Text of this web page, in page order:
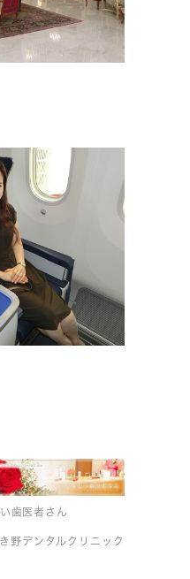
い歯医者さん
野デンタルクリニック